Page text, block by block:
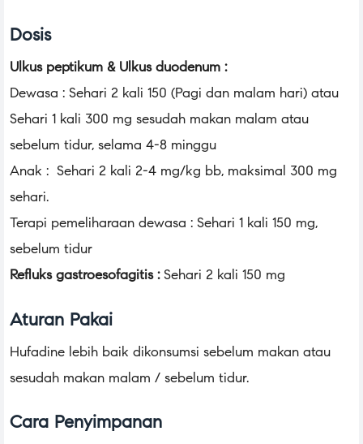
Dosis
Ulkus peptikum & Ulkus duodenum :
Dewasa : Sehari 2 kali 150 (Pagi dan malam hari) atau
Sehari 1 kali 300 mg sesudah makan malam atau
sebelum tidur, selama 4-8 minggu
Anak : Sehari 2 kali 2-4 mg/kg bb, maksimal 300 mg
sehari.
Terapi pemeliharaan dewasa : Sehari 1 kali 150 mg,
sebelum tidur
Refluks gastroesofagitis :Sehari 2 kali 150 mg
Aturan Pakai
Hufadine lebih baik dikonsumsi sebelum makan atau
sesudah makan malam / sebelum tidur.
Cara Penyimpanan